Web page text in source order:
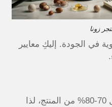
زونا
في الجودة. إليكِ معايير
المكونات الخمسة الأولى تشكّل 70-80% من المنتج، لذا